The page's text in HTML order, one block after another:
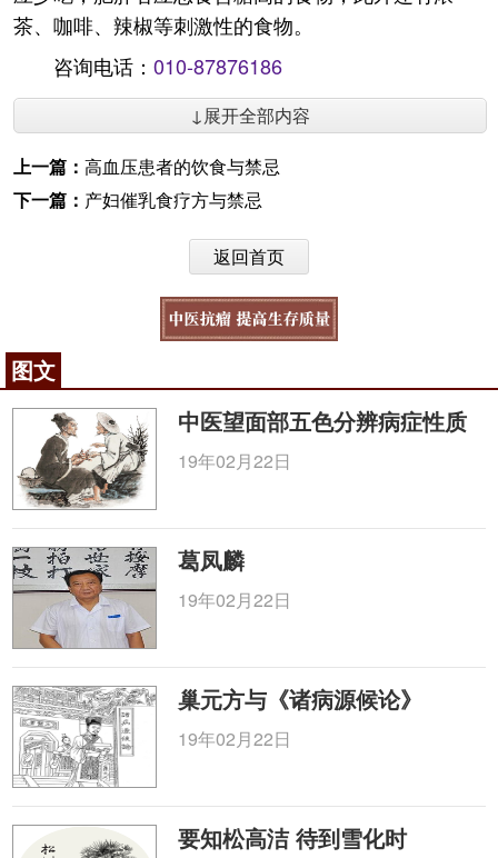
茶、咖啡、辣椒等刺激性的食物。
咨询电话： 010-87876186
↓展开全部内容
上一篇： 高血压患者的饮食与禁忌
下一篇： 产妇催乳食疗方与禁忌
返回首页
图文
中医望面部五色分辨病症性质
19年02月22日
葛凤麟
19年02月22日
巢元方与《诸病源候论》
19年02月22日
要知松高洁 待到雪化时